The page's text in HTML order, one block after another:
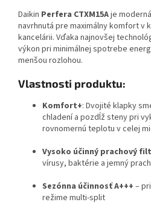
Daikin Perfera CTXM15Aje
navrhnutá pre maximálny komfort v
kancelárii. Vďaka najnovšej
výkon pri minimálnej spotrebe
menšou rozlohou.
Vlastnosti produktu:
Komfort+: Dvojité klapky
chladení a pozdĺž steny pri
rovnomernú teplotu v celej
Vysoko účinný prachový
vírusy, baktérie a jemný prach
Sezónna účinnosť A+++ –
režime multi-split